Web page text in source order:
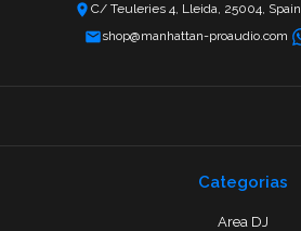
C/ Teuleries 4, Lleida, 25004, Spain
shop@manhattan-proaudio.com
Categorias
Area DJ